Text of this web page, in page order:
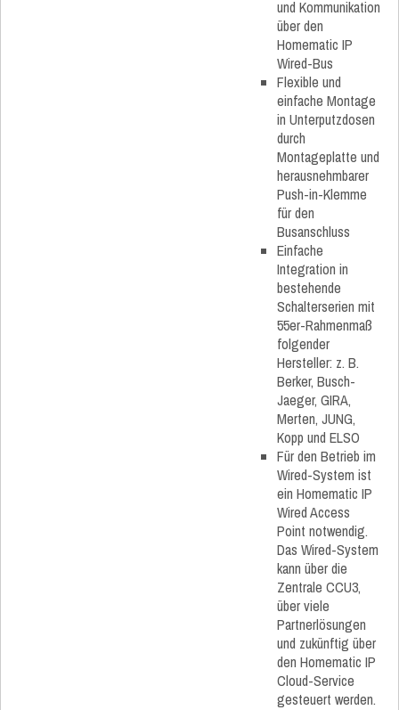
und Kommunikation
über den
Homematic IP
Wired-Bus
Flexible und
einfache Montage
in Unterputzdosen
durch
Montageplatte und
herausnehmbarer
Push-in-Klemme
für den
Busanschluss
Einfache
Integration in
bestehende
Schalterserien mit
55er-Rahmenmaß
folgender
Hersteller: z. B.
Berker, Busch-
Jaeger, GIRA,
Merten, JUNG,
Kopp und ELSO
Für den Betrieb im
Wired-System ist
ein Homematic IP
Wired Access
Point notwendig.
Das Wired-System
kann über die
Zentrale CCU3,
über viele
Partnerlösungen
und zukünftig über
den Homematic IP
Cloud-Service
gesteuert werden.